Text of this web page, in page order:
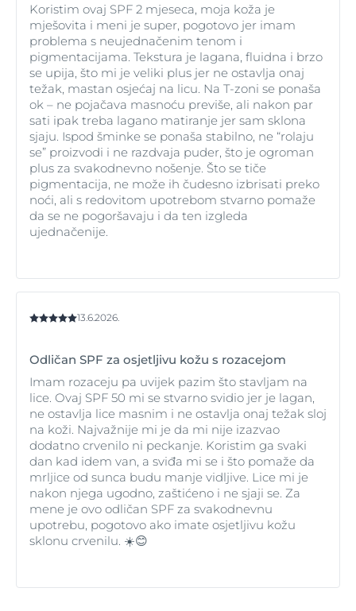
Koristim ovaj SPF 2 mjeseca, moja koža je
mješovita i meni je super, pogotovo jer imam
problema s neujednačenim tenom i
pigmentacijama. Tekstura je lagana, fluidna i brzo
se upija, što mi je veliki plus jer ne ostavlja onaj
težak, mastan osjećaj na licu. Na T-zoni se ponaša
ok – ne pojačava masnoću previše, ali nakon par
sati ipak treba lagano matiranje jer sam sklona
sjaju. Ispod šminke se ponaša stabilno, ne “rolaju
se” proizvodi i ne razdvaja puder, što je ogroman
plus za svakodnevno nošenje. Što se tiče
pigmentacija, ne može ih čudesno izbrisati preko
noći, ali s redovitom upotrebom stvarno pomaže
da se ne pogoršavaju i da ten izgleda
ujednačenije.
13.6.2026.
Odličan SPF za osjetljivu kožu s rozacejom
Imam rozaceju pa uvijek pazim što stavljam na
lice. Ovaj SPF 50 mi se stvarno svidio jer je lagan,
ne ostavlja lice masnim i ne ostavlja onaj težak sloj
na koži. Najvažnije mi je da mi nije izazvao
dodatno crvenilo ni peckanje. Koristim ga svaki
dan kad idem van, a sviđa mi se i što pomaže da
mrljice od sunca budu manje vidljive. Lice mi je
nakon njega ugodno, zaštićeno i ne sjaji se. Za
mene je ovo odličan SPF za svakodnevnu
upotrebu, pogotovo ako imate osjetljivu kožu
sklonu crvenilu. ☀️😊